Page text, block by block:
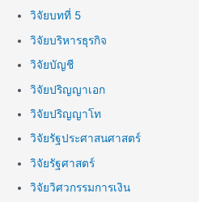
วิจัยบทที่ 5
วิจัยบริหารธุรกิจ
วิจัยบัญชี
วิจัยปริญญาเอก
วิจัยปริญญาโท
วิจัยรัฐประศาสนศาสตร์
วิจัยรัฐศาสตร์
วิจัยวิศวกรรมการเงิน